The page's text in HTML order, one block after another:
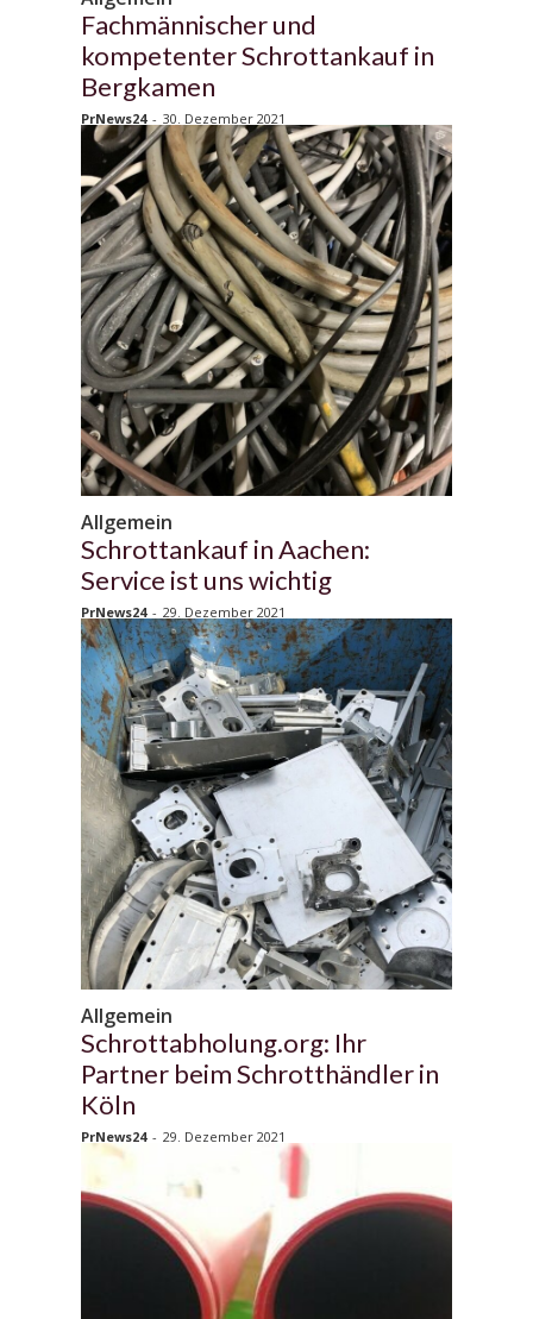
Fachmännischer und
kompetenter Schrottankauf in
Bergkamen
PrNews24 - 30. Dezember 2021
Allgemein
Schrottankauf in Aachen:
Service ist uns wichtig
PrNews24 - 29. Dezember 2021
Allgemein
Schrottabholung.org: Ihr
Partner beim Schrotthändler in
Köln
PrNews24 - 29. Dezember 2021